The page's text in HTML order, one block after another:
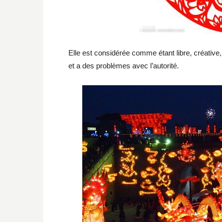
Elle est considérée comme étant libre,
et a des problèmes avec l’autorité.